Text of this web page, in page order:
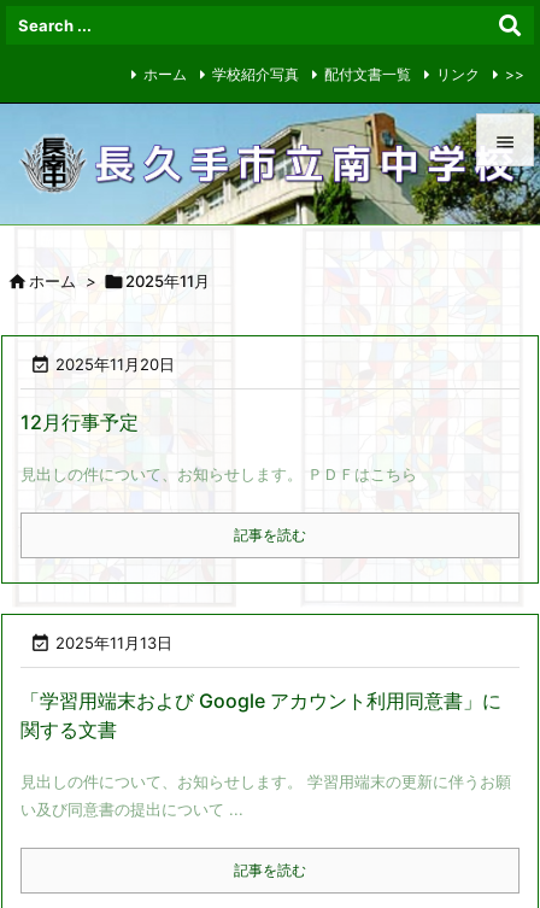


メニュ

ホーム 学校紹介写真 配付文書一覧 リンク >>
ホーム > 2025年11月
 2025年11月20日
12月行事予定
見出しの件について、お知らせします。 ＰＤＦはこちら
記事を読む
 2025年11月13日
「学習用端末および Google アカウント利用同意書」に
関する文書
見出しの件について、お知らせします。 学習用端末の更新に伴うお願
い及び同意書の提出について ...
記事を読む